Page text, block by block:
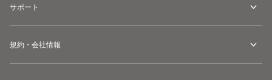
サポート
規約・会社情報